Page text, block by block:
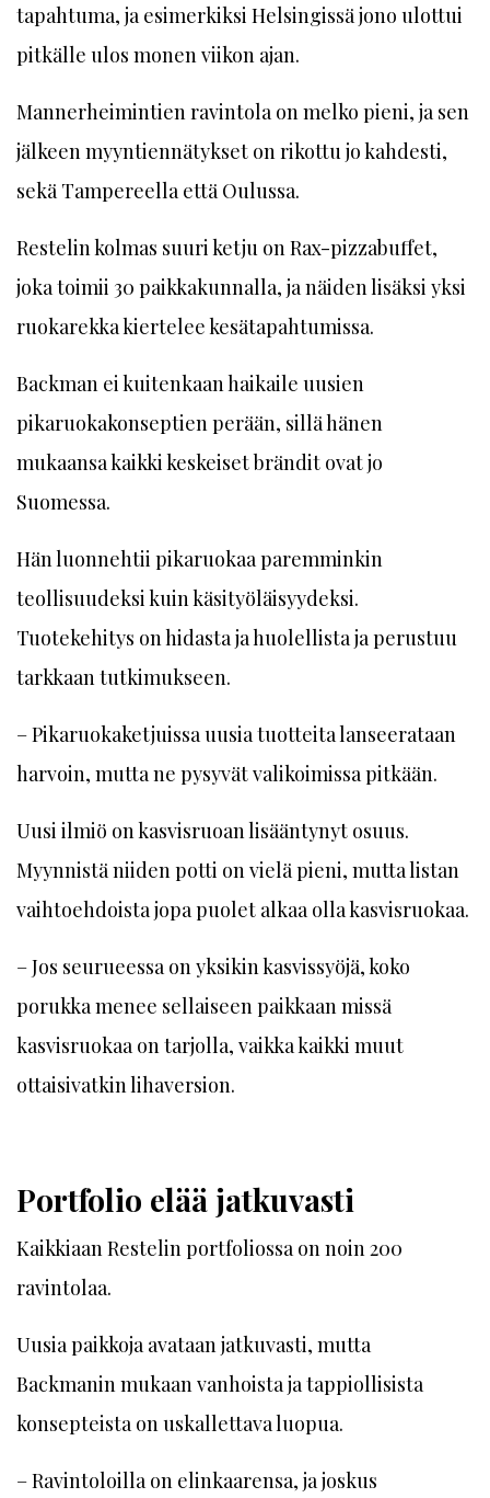
tapahtuma, ja esimerkiksi Helsingissä jono ulottui
pitkälle ulos monen viikon ajan.
Mannerheimintien ravintola on melko pieni, ja sen
jälkeen myyntiennätykset on rikottu jo kahdesti,
sekä Tampereella että Oulussa.
Restelin kolmas suuri ketju on Rax-pizzabuffet,
joka toimii 30 paikkakunnalla, ja näiden lisäksi yksi
ruokarekka kiertelee kesätapahtumissa.
Backman ei kuitenkaan haikaile uusien
pikaruokakonseptien perään, sillä hänen
mukaansa kaikki keskeiset brändit ovat jo
Suomessa.
Hän luonnehtii pikaruokaa paremminkin
teollisuudeksi kuin käsityöläisyydeksi.
Tuotekehitys on hidasta ja huolellista ja perustuu
tarkkaan tutkimukseen.
– Pikaruokaketjuissa uusia tuotteita lanseerataan
harvoin, mutta ne pysyvät valikoimissa pitkään.
Uusi ilmiö on kasvisruoan lisääntynyt osuus.
Myynnistä niiden potti on vielä pieni, mutta listan
vaihtoehdoista jopa puolet alkaa olla kasvisruokaa.
– Jos seurueessa on yksikin kasvissyöjä, koko
porukka menee sellaiseen paikkaan missä
kasvisruokaa on tarjolla, vaikka kaikki muut
ottaisivatkin lihaversion.
Portfolio elää jatkuvasti
Kaikkiaan Restelin portfoliossa on noin 200
ravintolaa.
Uusia paikkoja avataan jatkuvasti, mutta
Backmanin mukaan vanhoista ja tappiollisista
konsepteista on uskallettava luopua.
– Ravintoloilla on elinkaarensa, ja joskus